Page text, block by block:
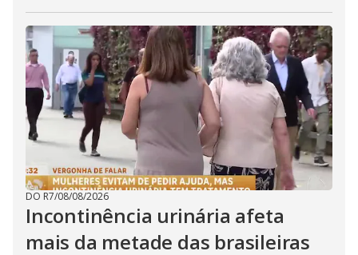
DO R7/08/08/2026
Incontinência urinária afeta
mais da metade das brasileiras